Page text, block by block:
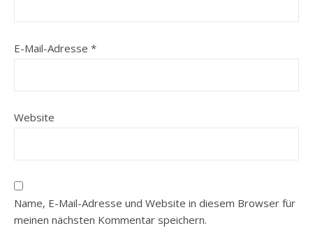
E-Mail-Adresse *
Website
Name, E-Mail-Adresse und Website in diesem Browser für
meinen nächsten Kommentar speichern.